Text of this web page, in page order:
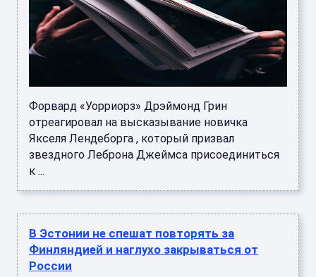
Форвард «Уорриорз» Дрэймонд Грин
отреагировал на высказывание новичка
Якселя Лендеборга , который призвал
звездного Леброна Джеймса присоединиться
к ...
В Эстонии не спешат повторять за
Финляндией и наглухо закрываться от
России